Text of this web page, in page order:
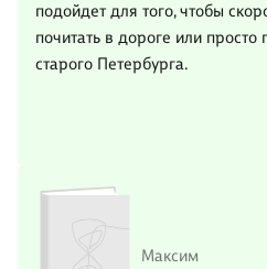
подойдет для того, чтобы
почитать в дороге или просто
старого Петербурга.
Максим